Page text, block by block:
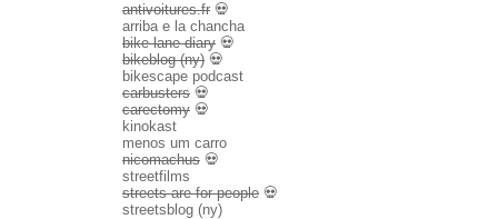
antivoitures.fr 💀
arriba e la chancha
bike lane diary 💀
bikeblog (ny) 💀
bikescape podcast
carbusters 💀
carectomy 💀
kinokast
menos um carro
nicomachus 💀
streetfilms
streets are for people 💀
streetsblog (ny)